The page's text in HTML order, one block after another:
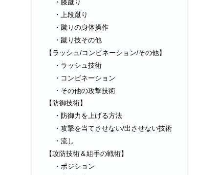
・膝蹴り
・上段蹴り
・蹴りの身体操作
・蹴り技その他
【ラッシュ/コンビネーション/その他】
・ラッシュ技術
・コンビネーション
・その他の攻撃技術
【防御技術】
・防御力を上げる方法
・攻撃を当てさせない/出させない技術
・流し
【攻防技術＆組手の戦術】
・ポジション